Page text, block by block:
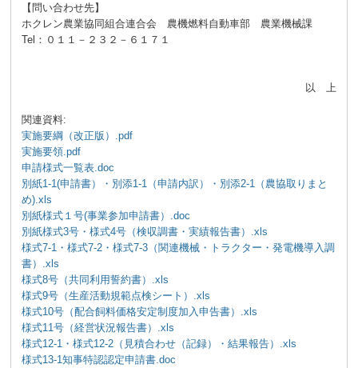
【問い合わせ先】
ホクレン農業協同組合連合会 農機燃料自動車部 農業機械課
Tel：０１１－２３２－６１７１
以 上
関連資料:
実施要綱（改正版）.pdf
実施要領.pdf
申請様式一覧表.doc
別紙1-1(申請書）・別添1-1（申請内訳）・別添2-1（農協取りまと
め).xls
別紙様式１号(事業参加申請書）.doc
別紙様式3号・様式4号（検収調書・実績報告書）.xls
様式7-1・様式7-2・様式7-3（関連機械・トラクター・発電機導入調
書）.xls
様式8号（共同利用誓約書）.xls
様式9号（生産活動規範点検シート）.xls
様式10号（配合飼料価格安定制度加入申告書）.xls
様式11号（経営状況報告書）.xls
様式12-1・様式12-2（見積合わせ（記録）・結果報告）.xls
様式13-1知事特認認定申請書.doc